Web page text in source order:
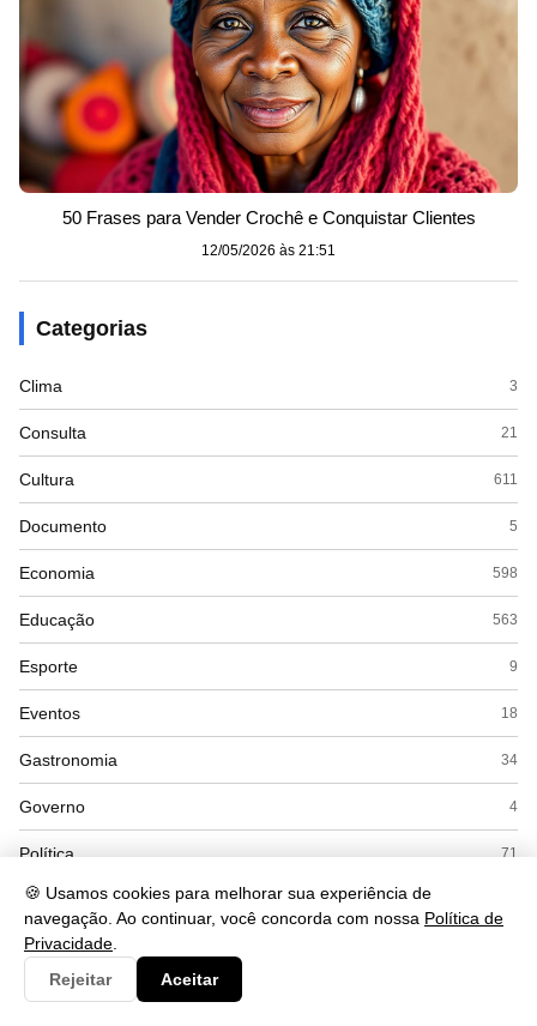
🍪 Usamos cookies para melhorar sua experiência de
navegação. Ao continuar, você concorda com nossa Política de
Privacidade
Rejeitar
Aceitar
50 Frases para Vender Crochê e Conquistar Clientes
12/05/2026 às 21:51
Categorias
Clima 3
Consulta 21
Cultura 611
Documento 5
Economia 598
Educação 563
Esporte 9
Eventos 18
Gastronomia 34
Governo 4
Política 71
Saúde
Segurança
Tecnologia